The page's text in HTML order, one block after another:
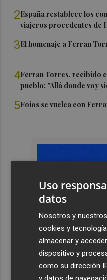
2España restablece los
viajeros procedentes de
3El homenaje a Ferran
4Ferran Torres, recibido
pueblo: "Allá donde voy
5Foios se vuelca con
Uso
datos
Nosotros y
cookies y
almacenar y
dispositivo y
como su dirección